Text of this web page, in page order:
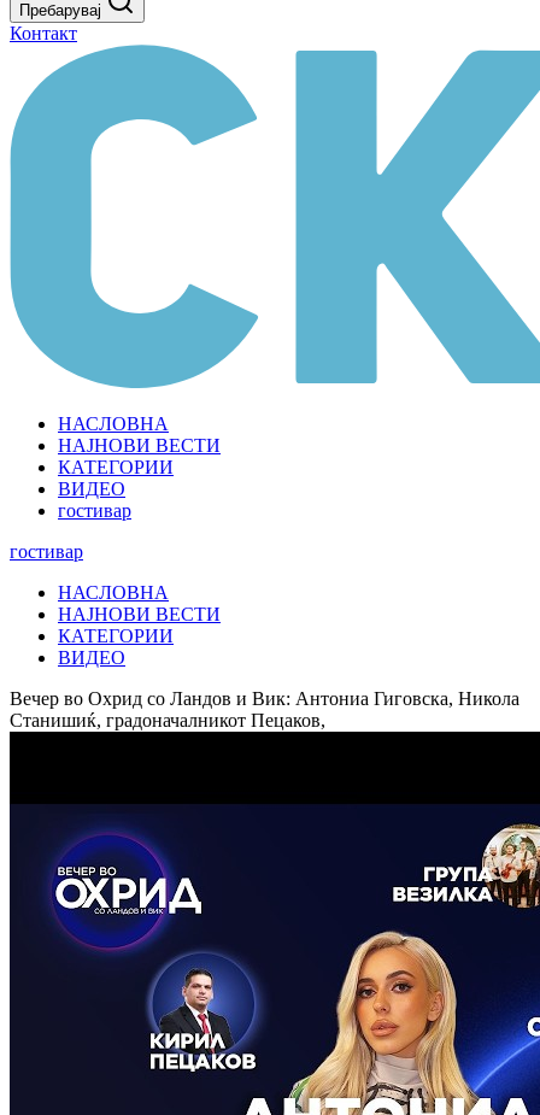
Пребарувај
Контакт
НАСЛОВНА
НАЈНОВИ ВЕСТИ
КАТЕГОРИИ
ВИДЕО
гостивар
гостивар
НАСЛОВНА
НАЈНОВИ ВЕСТИ
КАТЕГОРИИ
ВИДЕО
Вечер во Охрид со Ландов и Вик: Антониа Гиговска, Никола
Станишиќ, градоначалникот Пецаков,